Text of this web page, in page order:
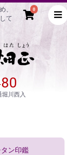
0
、
て
川西入
ン印鑑